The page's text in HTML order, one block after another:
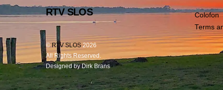
RTV SLOS Colofon
Terms
©RTV SLOS 2026
All Rights Reserved.
Designed by Dirk Brans